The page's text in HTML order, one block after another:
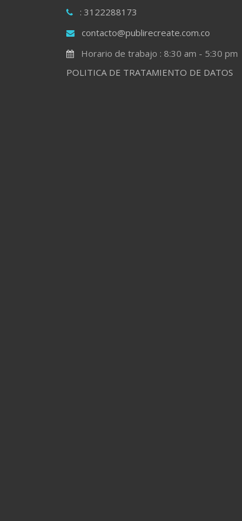
: 3122288173
contacto@publirecreate.com.co
Horario de trabajo : 8:30 am - 5:30 pm
POLITICA DE TRATAMIENTO DE DATOS